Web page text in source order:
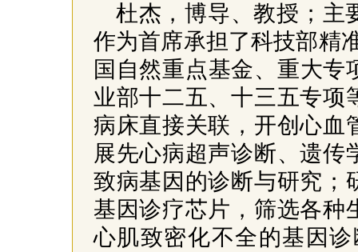
杜杰，博导、教授；主
作为首席承担了科技部精
国自然重点基金、重大专
业部十二五、十三五专项
病床直接关联，开创心血
展先心病超声诊断、遗传
致病基因的诊断与研究；
基因诊疗芯片，筛选各种
心肌致密化不全的基因诊